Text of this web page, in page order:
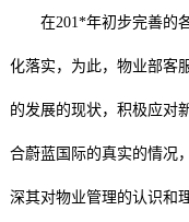
在201*年初步完善的各
化落实，为此，物业部客
的发展的现状，积极应对
合蔚蓝国际的真实的情况
深其对物业管理的认识和